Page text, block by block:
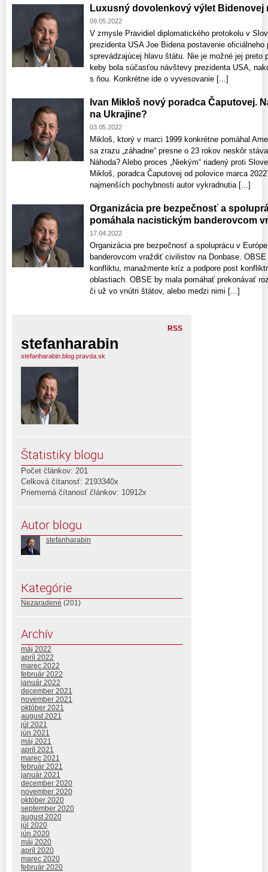
Luxusný dovolenkový výlet Bidenovej
09.05.2022
V zmysle Pravidiel diplomatického protokolu v
prezidenta USA Joe Bidena postavenie
sprevádzajúcej hlavu štátu. Nie je možné jej preto
keby bola súčasťou návštevy prezidenta USA,
s ňou. Konkrétne ide o vyvesovanie [...]
Ivan Mikloš nový poradca Čaputovej.
na Ukrajine?
03.05.2022
Mikloš, ktorý v marci 1999 konkrétne pomáhal
sa zrazu „záhadne“ presne o 23 rokov neskôr
Náhoda? Alebo proces „Niekým“ riadený proti
Mikloš, poradca Čaputovej od polovice marca
najmenších pochybnosti autor vykradnutia [...]
Organizácia pre bezpečnosť a
pomáhala nacistickým banderovcom
17.04.2022
Organizácia pre bezpečnosť a spoluprácu v
banderovcom vraždiť civilistov na Donbase.
konfliktu, manažmente kríz a podpore post
oblastiach. OBSE by mala pomáhať prekonávať
či už vo vnútri štátov, alebo medzi nimi [...]
RSS
stefanharabin
stefanharabin.blog.pravda.sk
Štatistiky blogu
Počet článkov: 201
Celková čítanosť: 2193340x
Priemerná čítanosť článkov: 10912x
Autor blogu
stefanharabin
Kategórie
Nezaradené (201)
Archív
máj 2022
apríl 2022
marec 2022
február 2022
január 2022
december 2021
november 2021
október 2021
august 2021
júl 2021
jún 2021
máj 2021
apríl 2021
marec 2021
február 2021
január 2021
december 2020
november 2020
október 2020
september 2020
august 2020
júl 2020
jún 2020
máj 2020
apríl 2020
marec 2020
február 2020